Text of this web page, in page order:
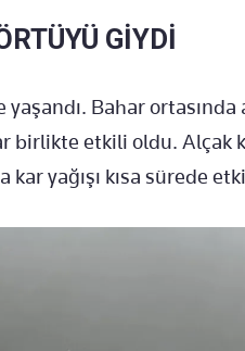
GİYDİ
Bahar
birlikte etkili oldu. Alçak
yağışı kısa sürede